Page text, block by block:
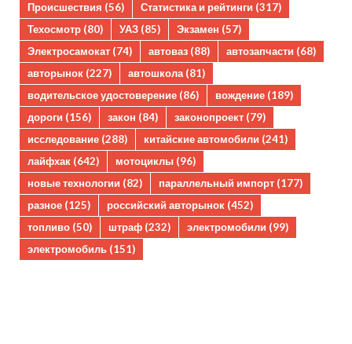
Происшествия (56) Статистика и рейтинги (317)
Техосмотр (80) УАЗ (85) Экзамен (57)
Электросамокат (74) автоваз (88) автозапчасти (68)
авторынок (227) автошкола(81)
водительское удостоверение (86) вождение (189)
дороги (156) закон (84) законопроект (79)
исследование (288) китайские автомобили (241)
лайфхак (642) мотоциклы (96)
новые технологии (82) параллельный импорт (177)
разное (125) российский авторынок (452)
топливо (50) штраф (232) электромобили (99)
электромобиль (151)